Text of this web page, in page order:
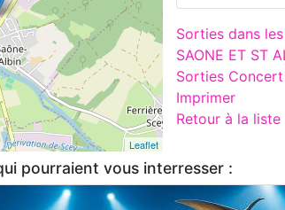
Leaflet
Sorties dans
SAONE ET ST
Sorties
Imprimer
Retour à la liste
pourraient vous interresser :